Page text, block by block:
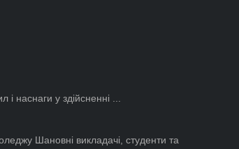
наснаги у здійсненні ...
Шановні викладачі, студенти та